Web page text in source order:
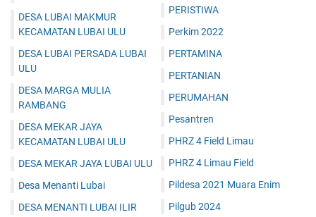
DESA LUBAI MAKMUR
KECAMATAN LUBAI ULU
DESA LUBAI PERSADA LUBAI
ULU
DESA MARGA MULIA
RAMBANG
DESA MEKAR JAYA
KECAMATAN LUBAI ULU
DESA MEKAR JAYA LUBAI ULU
Desa Menanti Lubai
DESA MENANTI LUBAI ILIR
PERISTIWA
Perkim 2022
PERTAMINA
PERTANIAN
PERUMAHAN
Pesantren
PHRZ 4 Field Limau
PHRZ 4 Limau Field
Pildesa 2021 Muara Enim
Pilgub 2024